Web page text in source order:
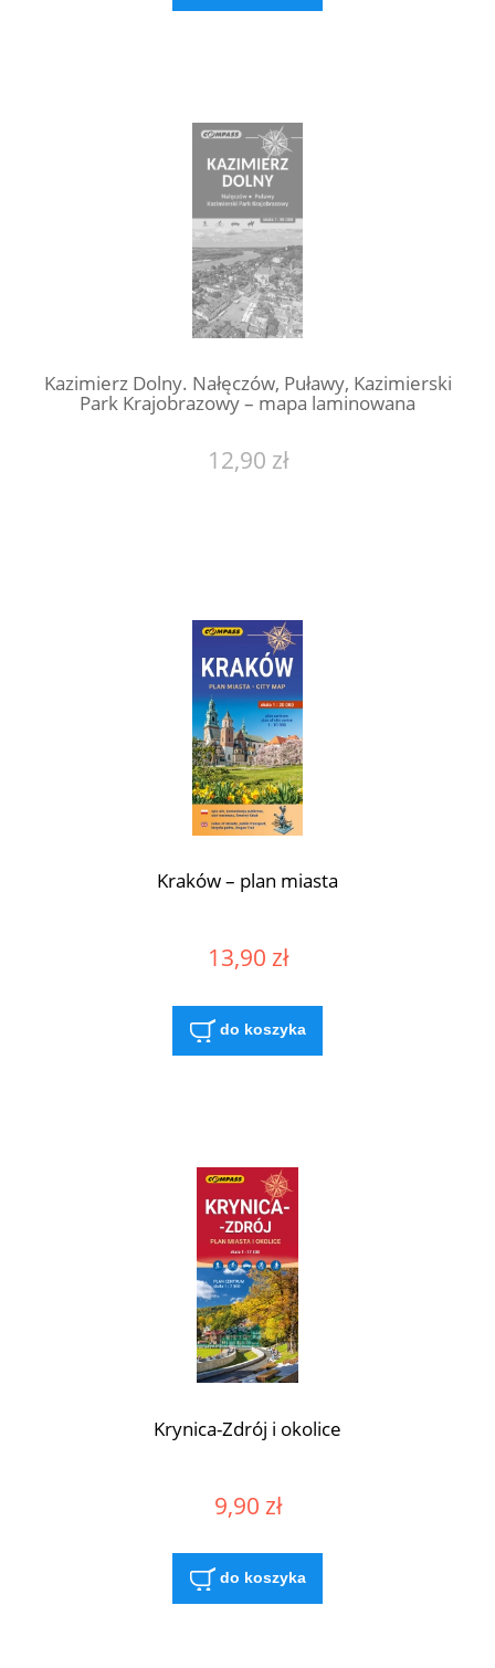
Kazimierz Dolny. Nałęczów, Puławy, Kazimierski
Park Krajobrazowy – mapa laminowana
12,90 zł
Kraków – plan miasta
13,90 zł
do koszyka
Krynica-Zdrój i okolice
9,90 zł
do koszyka